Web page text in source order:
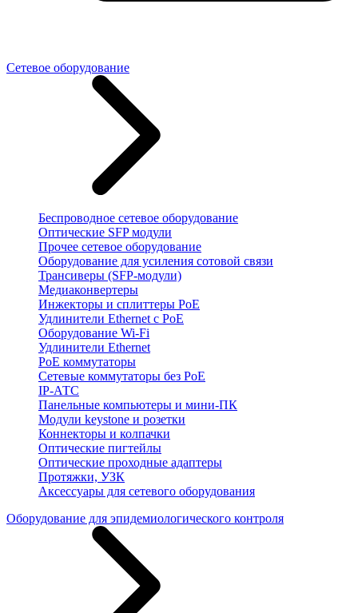
Сетевое оборудование
Беспроводное сетевое оборудование
Оптические SFP модули
Прочее сетевое оборудование
Оборудование для усиления сотовой связи
Трансиверы (SFP-модули)
Медиаконвертеры
Инжекторы и сплиттеры PoE
Удлинители Ethernet с PoE
Оборудование Wi-Fi
Удлинители Ethernet
PoE коммутаторы
Сетевые коммутаторы без PoE
IP-АТС
Панельные компьютеры и мини-ПК
Модули keystone и розетки
Коннекторы и колпачки
Оптические пигтейлы
Оптические проходные адаптеры
Протяжки, УЗК
Аксессуары для сетевого оборудования
Оборудование для эпидемиологического контроля